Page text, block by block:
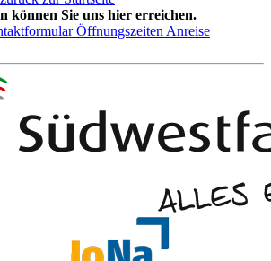
können Sie uns hier erreichen.
Öffnungszeiten Anreise